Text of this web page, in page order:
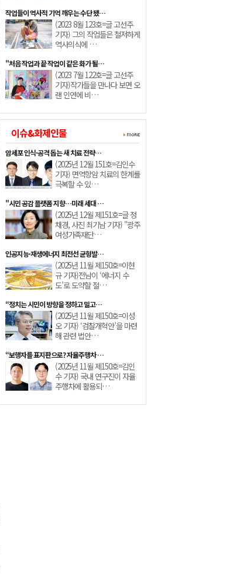
작업들이 역사적 기억 깨우는 수단 됐…
(2023 8월 123호=글 고선주
기자) 그의 작업들은 철저하게
역사의식에 …
"처음 작업과 끝 작업이 같은 화가 될…
(2023 7월 122호=글 고선주
기자)작가들을 만나다 보면 오
랜 인연에 비…
이슈&화제인물
암세포 인식·공격 돕는 새 치료 전략…
(2025년 12월 151호=김인수
기자) 면역항암 치료의 한계를
극복할 수 있…
"시민 공감 플랫폼 지향…미래 세대 …
(2025년 12월 제151호=글 정
채경, 사진 최기남 기자) "광주
여성가족재단…
인공지능·재생에너지 최전선 균형발…
(2025년 11월 제150호=이현
규 기자)전남이 ‘에너지 수
도’로 도약할 절…
“정치는 시민이 방향을 정하고 밀고…
(2025년 11월 제150호=이성
오 기자) ‘검찰개혁안’을 마련
해 관련 법안…
“보행자를 표지판으로? 자율주행차 …
(2025년 11월 제150호=김인
수 기자) 국내 연구진이 자율
주행차에 활용되…